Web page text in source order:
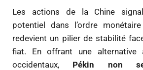
Les actions de la Chine
potentiel dans l’ordre
redevient un pilier de stabilité
fiat. En offrant une alternative
occidentaux, Pékin non